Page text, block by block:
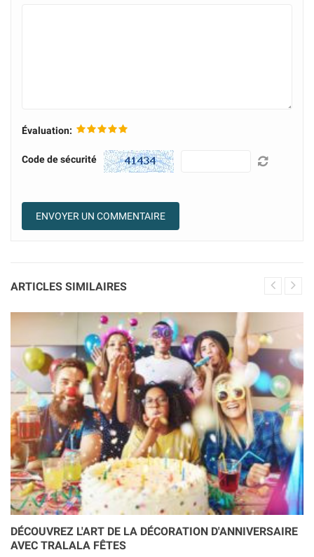
Évaluation:
Code de sécurité
ARTICLES SIMILAIRES
DÉCOUVREZ L'ART DE LA DÉCORATION D'ANNIVERSAIRE
AVEC TRALALA FÊTES